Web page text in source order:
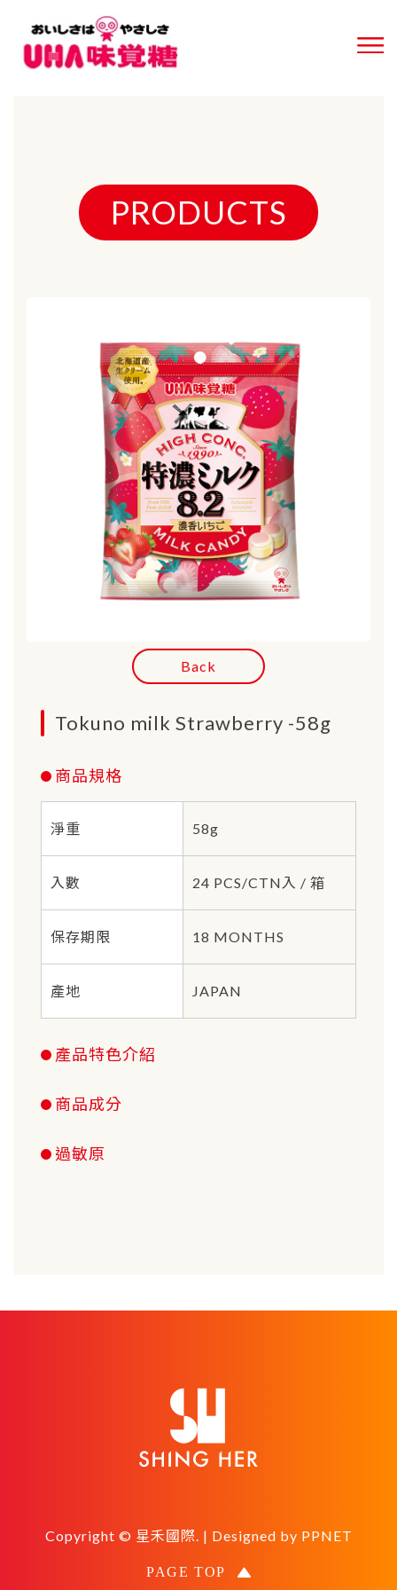
PRODUCTS
Back
Tokuno milk Strawberry -58g
商品規格
淨重 58g
入數 24 PCS/CTN入 / 箱
保存期限 18 MONTHS
產地 JAPAN
產品特色介紹
商品成分
過敏原
Copyright © 星禾國際. | Designed by PPNET